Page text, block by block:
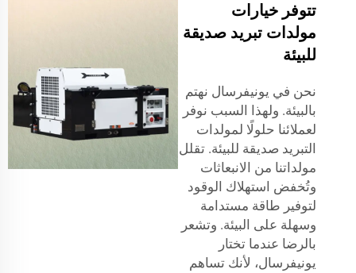
تتوفر خيارات
مولدات تبريد صديقة
للبيئة
نحن في يونيفرسال نهتم
بالبيئة. ولهذا السبب نوفر
لعملائنا حلولًا لمولدات
التبريد صديقة للبيئة. تقلل
مولداتنا من الانبعاثات
وتُخفض استهلاك الوقود
لتوفير طاقة مستدامة
وسهلة على البيئة. وتشعر
بالرضا عندما تختار
يونيفرسال، لأنك تساهم